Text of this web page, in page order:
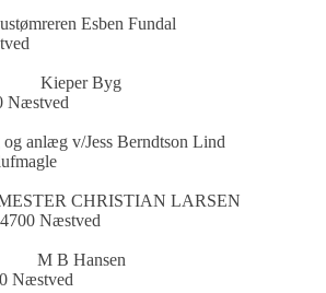
Esben Fundal
Kieper Byg
Næstved
anlæg v/Jess Berndtson Lind
CHRISTIAN LARSEN
Næstved
M B Hansen
Næstved